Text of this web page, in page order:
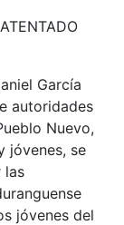
García
autoridades
Nuevo,
jóvenes, se
las
jóvenes del